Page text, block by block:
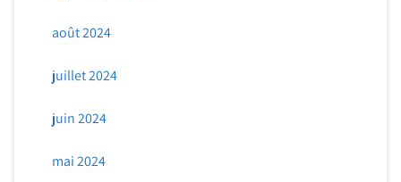
août 2024
juillet 2024
juin 2024
mai 2024